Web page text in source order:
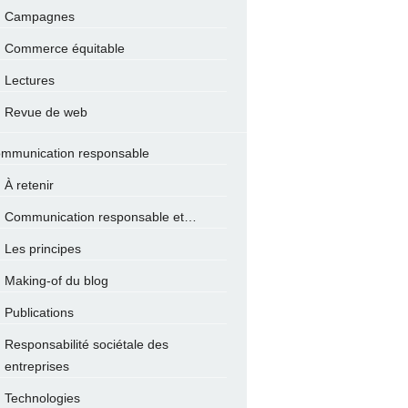
Campagnes
Commerce équitable
Lectures
Revue de web
responsable
À retenir
Communication responsable et…
Les principes
Making-of du blog
Publications
Responsabilité sociétale des
entreprises
Technologies